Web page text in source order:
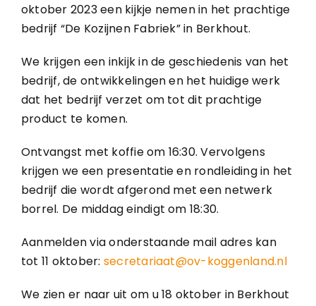
oktober 2023 een kijkje nemen in het prachtige
bedrijf “De Kozijnen Fabriek” in Berkhout.
We krijgen een inkijk in de geschiedenis van het
bedrijf, de ontwikkelingen en het huidige werk
dat het bedrijf verzet om tot dit prachtige
product te komen.
Ontvangst met koffie om 16:30. Vervolgens
krijgen we een presentatie en rondleiding in het
bedrijf die wordt afgerond met een netwerk
borrel. De middag eindigt om 18:30.
Aanmelden via onderstaande mail adres kan
tot 11 oktober: secretariaat@ov-koggenland.nl
We zien er naar uit om u 18 oktober in Berkhout